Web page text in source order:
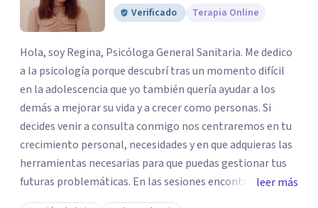
Verificado
Terapia Online
Hola, soy Regina, Psicóloga General Sanitaria. Me dedico
a la psicología porque descubrí tras un momento difícil
en la adolescencia que yo también quería ayudar a los
demás a mejorar su vida y a crecer como personas. Si
decides venir a consulta conmigo nos centraremos en tu
crecimiento personal, necesidades y en que adquieras las
herramientas necesarias para que puedas gestionar tus
futuras problemáticas. En las sesiones encontrarás un
lugar donde abrirte y expresarte sin juicios, donde
leer más